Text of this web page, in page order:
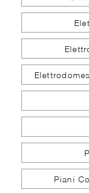
Piani